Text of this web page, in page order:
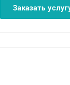
Заказать